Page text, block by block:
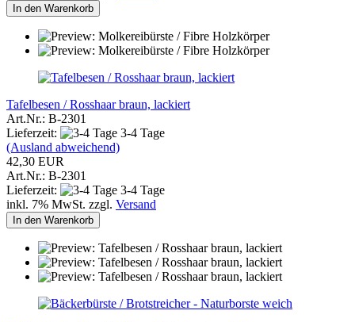
In den Warenkorb
Tafelbesen / Rosshaar braun, lackiert
Art.Nr.: B-2301
Lieferzeit:
3-4 Tage
(Ausland abweichend)
42,30 EUR
Art.Nr.: B-2301
Lieferzeit:
3-4 Tage
inkl. 7% MwSt. zzgl. Versand
In den Warenkorb